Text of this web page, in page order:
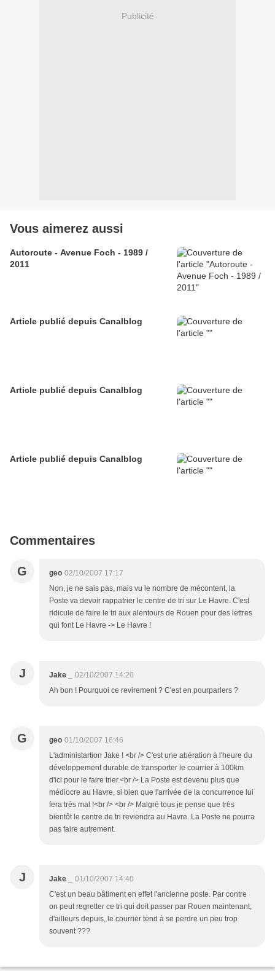
Publicité
Vous aimerez aussi
Autoroute - Avenue Foch - 1989 /
2011
Article publié depuis Canalblog
Article publié depuis Canalblog
Article publié depuis Canalblog
Commentaires
G geo 02/10/2007 17:17
Non, je ne sais pas, mais vu le nombre de mécontent, la
Poste va devoir rappatrier le centre de tri sur Le Havre. C'est
ridicule de faire le tri aux alentours de Rouen pour des lettres
qui font Le Havre -> Le Havre !
J Jake _
02/10/2007 14:20
Ah bon ! Pourquoi ce revirement ? C'est en pourparlers ?
G geo 01/10/2007 16:46
L'administartion Jake ! <br /> C'est une abération à l'heure du
développement durable de transporter le courrier à 100km
d'ici pour le faire trier.<br /> La Poste est devenu plus que
médiocre au Havre, si bien que l'arrivée de la concurrence lui
fera très mal !<br /> <br /> Malgré tous je pense que très
bientôt le centre de tri reviendra au Havre. La Poste ne pourra
pas faire autrement.
J Jake _
01/10/2007 14:40
C'est un beau bâtiment en effet l'ancienne poste. Par contre
on peut regretter ce tri qui doit passer par Rouen maintenant,
d'ailleurs depuis, le courrier tend à se perdre un peu trop
souvent ???